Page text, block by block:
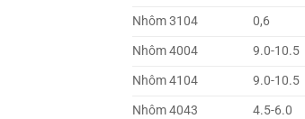
Nhôm 3104
0,6
Nhôm 4004
9.0-10.5
Nhôm 4104
9.0-10.5
Nhôm 4043
4.5-6.0